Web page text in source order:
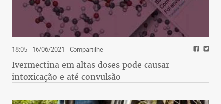
18:05 - 16/06/2021 - Compartilhe
Ivermectina em altas doses pode causar
intoxicação e até convulsão